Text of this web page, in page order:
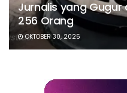
Jurnalis yang Gugur
256 Orang
OKTOBER 30, 2025